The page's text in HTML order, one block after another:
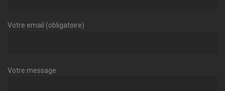
Votre email (obligatoire)
Votre message